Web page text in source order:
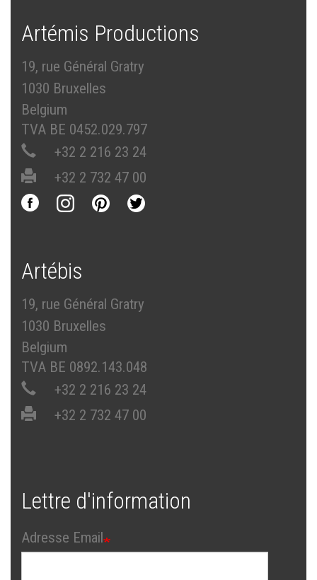
Artémis Productions
19, rue Général Gratry
1030 Bruxelles
Belgium
TVA BE 0452.029.797
+32 2 216 23 24
+32 2 732 47 00
Artébis
19, rue Général Gratry
1030 Bruxelles
Belgium
TVA BE 0892.143.048
+32 2 216 23 24
+32 2 732 47 00
Lettre d'information
Adresse Email